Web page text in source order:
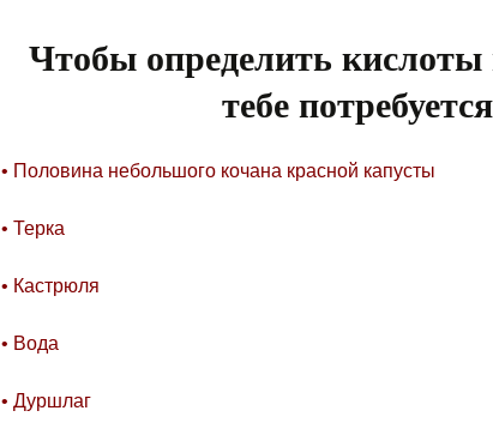
Чтобы определить кислоты
тебе
• Половина небольшого кочана красной капусты
• Терка
• Кастрюля
• Вода
• Дуршлаг